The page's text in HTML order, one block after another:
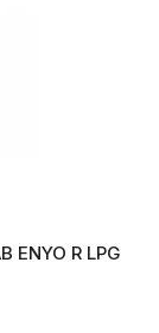
ENYO R LPG